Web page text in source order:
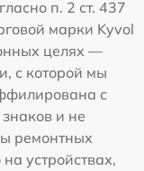
п. 2 ст. 437
марки Kyvol
целях —
с которой мы
с
и не
ремонтных
устройствах,